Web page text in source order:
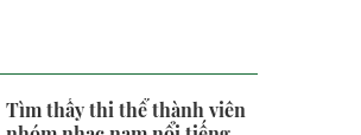
Tìm thấy thi thể thành viên